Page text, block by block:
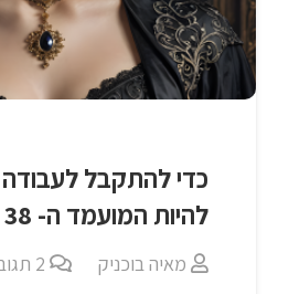
כדי להתקבל
להיות המועמד ה- 38 והלאה
מאיה בוכניק 2